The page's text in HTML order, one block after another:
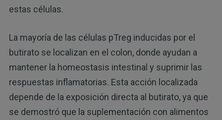
estas células.
La mayoría de las células pTreg inducidas por el
butirato se localizan en el colon, donde ayudan a
mantener la homeostasis intestinal y suprimir las
respuestas inflamatorias. Esta acción localizada
depende de la exposición directa al butirato, ya que
se demostró que la suplementación con alimentos